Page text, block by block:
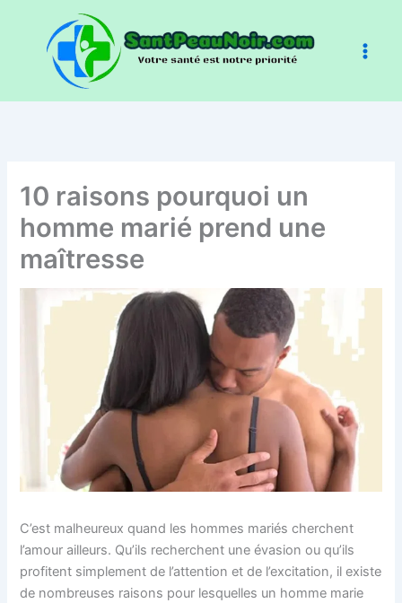
contenu
10 raisons pourquoi un
homme marié prend une
maîtresse
C’est malheureux quand les hommes mariés cherchent
l’amour ailleurs. Qu’ils recherchent une évasion ou qu’ils
profitent simplement de l’attention et de l’excitation, il existe
de nombreuses raisons pour lesquelles un homme marie